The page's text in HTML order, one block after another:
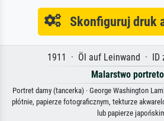
Skonfiguruj druk
1911 · Öl auf Leinwand · ID
Malarstwo
Portret damy (tancerka) · George Washington
płótnie, papierze fotograficznym, tekturze
lub papierze